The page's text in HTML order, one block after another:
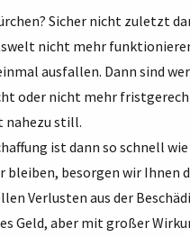
Sicher nicht zuletzt
nicht mehr
ausfallen. Dann sind
oder nicht mehr
nahezu still.
ist dann so schnell
besorgen wir Ihnen
Verlusten aus der
Geld, aber mit großer